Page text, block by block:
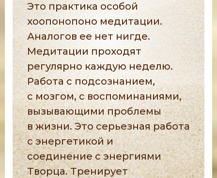
Это практика особой
хоопонопоно медитации.
Аналогов ее нет нигде.
Медитации проходят
регулярно каждую неделю.
Работа с подсознанием,
с мозгом, с воспоминаниями,
вызывающими проблемы
в жизни. Это серьезная работа
с энергетикой и
соединение с энергиями
Творца. Тренирует